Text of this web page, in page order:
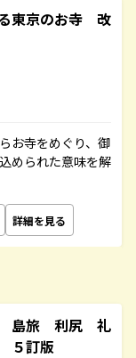
東京のお寺 改
お寺をめぐり、御
められた意味を解
詳細を見る
島旅 利尻 礼
訂版